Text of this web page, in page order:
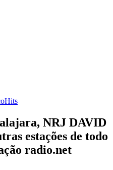
Hits
NRJ DAVID
estações de todo
radio.net